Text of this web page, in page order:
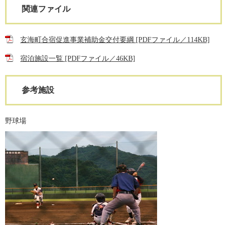
関連ファイル
玄海町合宿促進事業補助金交付要綱 [PDFファイル／114KB]
宿泊施設一覧 [PDFファイル／46KB]
参考施設
野球場